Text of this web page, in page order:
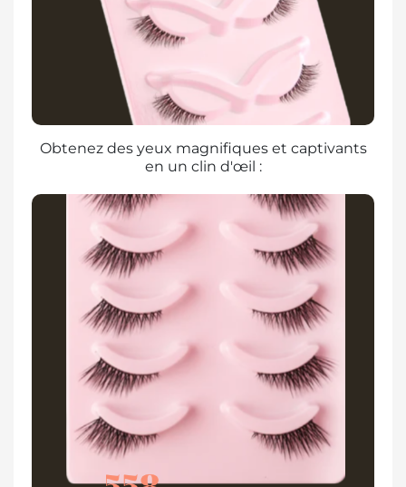
Obtenez des yeux magnifiques et captivants
en un clin d'œil :